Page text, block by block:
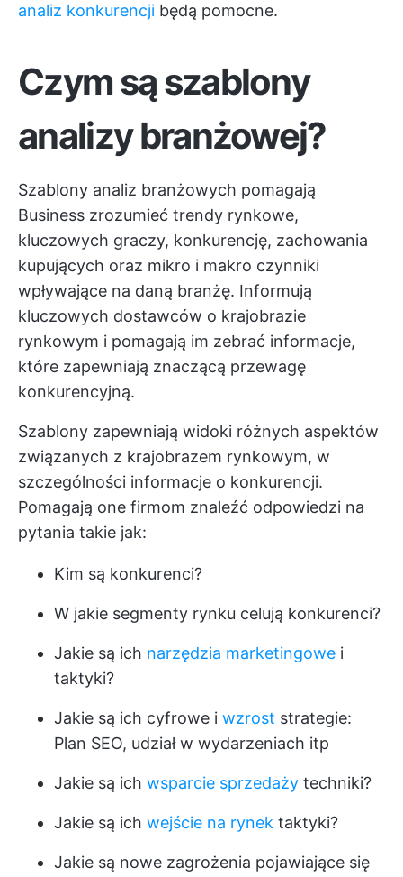
analiz konkurencji będą pomocne.
Czym są szablony
analizy branżowej?
Szablony analiz branżowych pomagają
Business zrozumieć trendy rynkowe,
kluczowych graczy, konkurencję, zachowania
kupujących oraz mikro i makro czynniki
wpływające na daną branżę. Informują
kluczowych dostawców o krajobrazie
rynkowym i pomagają im zebrać informacje,
które zapewniają znaczącą przewagę
konkurencyjną.
Szablony zapewniają widoki różnych aspektów
związanych z krajobrazem rynkowym, w
szczególności informacje o konkurencji.
Pomagają one firmom znaleźć odpowiedzi na
pytania takie jak:
Kim są konkurenci?
W jakie segmenty rynku celują konkurenci?
Jakie są ich narzędzia marketingowe i
taktyki?
Jakie są ich cyfrowe i wzrost strategie:
Plan SEO, udział w wydarzeniach itp
Jakie są ich wsparcie sprzedaży techniki?
Jakie są ich wejście na rynek taktyki?
Jakie są nowe zagrożenia pojawiające się